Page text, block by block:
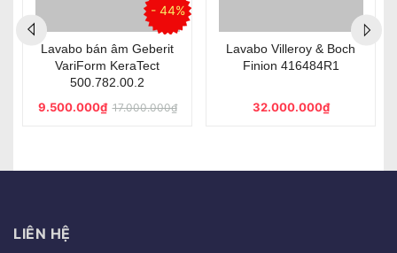
- 44%
Lavabo bán âm Geberit
VariForm KeraTect
500.782.00.2
9.500.000₫17.000.000₫
Lavabo Villeroy & Boch
Finion 416484R1
32.000.000₫
LIÊN HỆ